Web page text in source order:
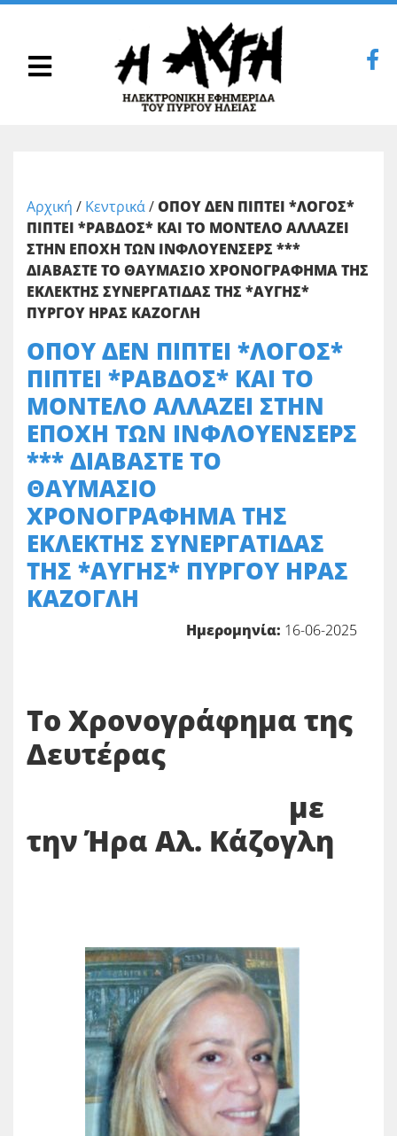
Αρχική / Κεντρικά/ΟΠΟΥ ΔΕΝ ΠΙΠΤΕΙ *ΛΟΓΟΣ*
ΠΙΠΤΕΙ *ΡΑΒΔΟΣ* ΚΑΙ ΤΟ ΜΟΝΤΕΛΟ ΑΛΛΑΖΕΙ
ΣΤΗΝ ΕΠΟΧΗ ΤΩΝ ΙΝΦΛΟΥΕΝΣΕΡΣ ***
ΔΙΑΒΑΣΤΕ ΤΟ ΘΑΥΜΑΣΙΟ ΧΡΟΝΟΓΡΑΦΗΜΑ ΤΗΣ
ΕΚΛΕΚΤΗΣ ΣΥΝΕΡΓΑΤΙΔΑΣ ΤΗΣ *ΑΥΓΗΣ*
ΠΥΡΓΟΥ ΗΡΑΣ ΚΑΖΟΓΛΗ
ΟΠΟΥ ΔΕΝ ΠΙΠΤΕΙ *ΛΟΓΟΣ*
ΠΙΠΤΕΙ *ΡΑΒΔΟΣ* ΚΑΙ ΤΟ
ΜΟΝΤΕΛΟ ΑΛΛΑΖΕΙ ΣΤΗΝ
ΕΠΟΧΗ ΤΩΝ ΙΝΦΛΟΥΕΝΣΕΡΣ
*** ΔΙΑΒΑΣΤΕ ΤΟ
ΘΑΥΜΑΣΙΟ
ΧΡΟΝΟΓΡΑΦΗΜΑ ΤΗΣ
ΕΚΛΕΚΤΗΣ ΣΥΝΕΡΓΑΤΙΔΑΣ
ΤΗΣ *ΑΥΓΗΣ* ΠΥΡΓΟΥ ΗΡΑΣ
ΚΑΖΟΓΛΗ
Ημερομηνία: 16-06-2025
Το Χρονογράφημα της
Δευτέρας
με
την Ήρα Αλ. Κάζογλη